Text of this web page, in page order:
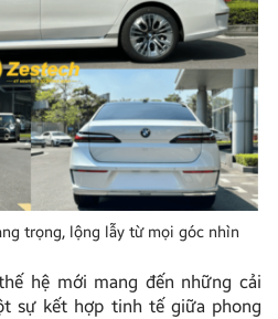
trọng, lộng lẫy từ mọi góc nhìn
hệ mới mang đến những cải
sự kết hợp tinh tế giữa phong